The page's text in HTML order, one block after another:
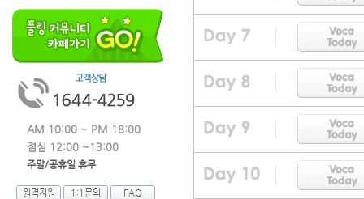
AM 10:00 ~ PM 18:00
점심 12:00 ~13:00
주말/공휴일 휴무
원격지원 1:1문의 FAQ